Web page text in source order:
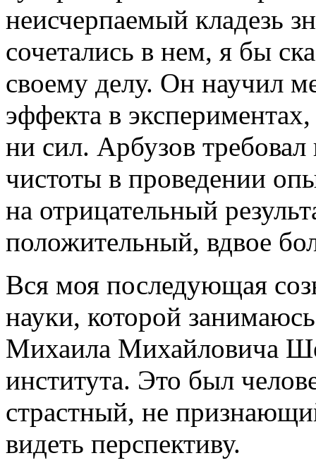
неисчерпаемый кладезь
сочетались в нем, я бы
своему делу. Он научил
эффекта в
ни сил. Арбузов
чистоты в проведении
на отрицательный
положительный, вдвое
Вся моя последующая
науки, которой
Михаила Михайловича
института. Это был
страстный, не
видеть перспективу.